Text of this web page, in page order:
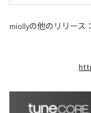
miollyの他のリリース：